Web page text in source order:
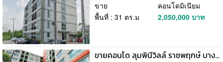
ขาย
คอนโดมิเนียม
พื้นที่ : 31 ตร.ม
2,050,000 บาท
ขายคอนโด ลุมพินีวิลล์ ราชพฤกษ์ บางแวก ถนนบางแวก ภาษีเจริญ กรุงเทพมหานคร